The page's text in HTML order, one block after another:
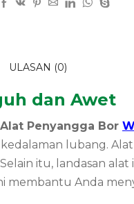
ULASAN (0)
dan Awet
Alat Penyangga Bor
lubang.
itu, landasan
Anda